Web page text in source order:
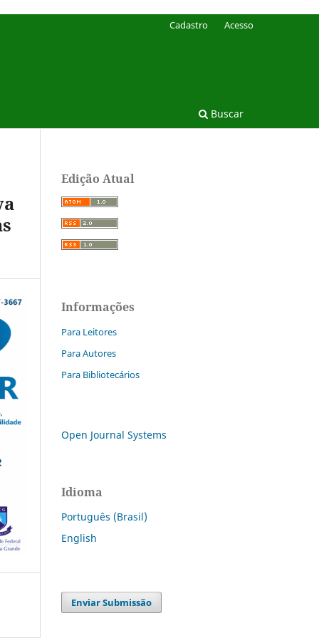
Buscar
Cadastro Acesso
Edição Atual
Informações
Para Leitores
Para Autores
Para Bibliotecários
Open Journal Systems
Idioma
Português (Brasil)
English
Enviar Submissão